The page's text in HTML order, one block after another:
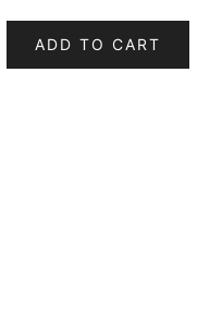
ADD TO CART